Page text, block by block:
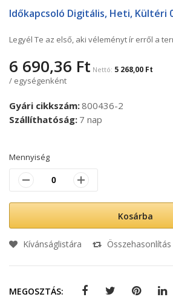
a
elejére
Időkapcsoló Digitális, Heti, Kültéri
Legyél Te az első, aki véleményt ír erről a
6 690,36 Ft 5 268,00 Ft
/ egységenként
Gyári cikkszám 800436-2
Szállíthatóság 7 nap
Mennyiség
Kosárba
Kívánságlistára Összehasonlítás
MEGOSZTÁS: